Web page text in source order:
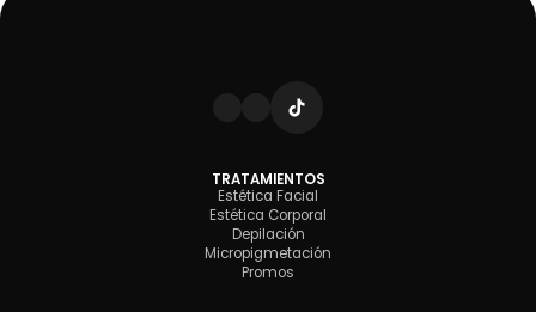
TRATAMIENTOS
Estética Facial
Estética Corporal
Depilación
Micropigmetación
Promos